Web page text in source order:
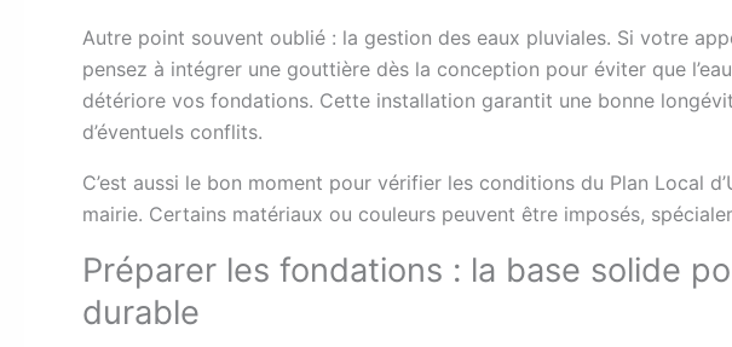
Autre point souvent oublié : la gestion des eaux pluviales. Si votre
pensez à intégrer une gouttière dès la conception pour éviter que
détériore vos fondations. Cette installation garantit une bonne
d’éventuels conflits.
C’est aussi le bon moment pour vérifier les conditions du Plan Local
mairie. Certains matériaux ou couleurs peuvent être imposés,
Préparer les fondations : la base solide
durable